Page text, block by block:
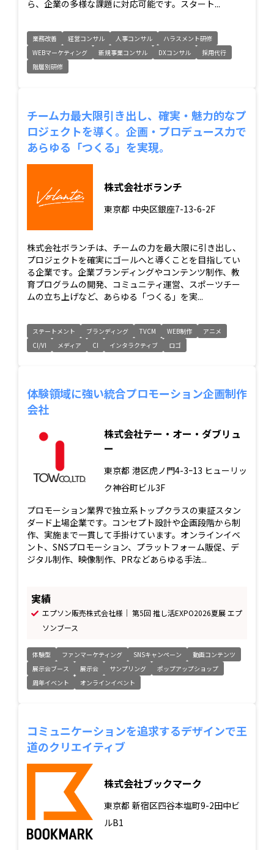
ら、企業の多様な課題に対応可能です。スタート...
業務改善 経営コンサル 人事コンサル
ハラスメント研修
WEBマーケティング
新規事業コンサル DXコンサル
採用代行
階層別研修
チーム力最大限引き出し、確実・魅力的なプ
ロジェクトを導く。企画・プロデュース力で
あらゆる「つくる」を実現。
株式会社ボランチ
東京都 中央区銀座7-13-6-2F
株式会社ボランチは、チームの力を最大限に引き出し、
プロジェクトを確実にゴールへと導くことを目指してい
る企業です。企業ブランディングやコンテンツ制作、教
育プログラムの開発、コミュニティ運営、スポーツチー
ムの立ち上げなど、あらゆる「つくる」を実...
ステートメント ブランディング TVCM WEB制作
アニメ
CI/VI
メディア CI インタラクティブ ロゴ
体験領域に強い統合プロモーション企画制作
会社
株式会社テー・オー・ダブリュ
ー
東京都 港区虎ノ門4-3ｰ13 ヒューリッ
ク神谷町ビル3F
プロモーション業界で独立系トップクラスの東証スタン
ダード上場企業です。コンセプト設計や企画段階から制
作、実施まで一貫して手掛けています。オンラインイベ
ント、SNSプロモーション、プラットフォーム販促、デ
ジタル制作、映像制作、PRなどあらゆる手法...
実績
エプソン販売株式会社様｜ 第5回 推し活EXPO2026夏展 エプ
ソンブース
体験型 ファンマーケティング SNSキャンペーン
動画コンテンツ
展示会ブース
展示会 サンプリング
ポップアップショップ
周年イベント
オンラインイベント
コミュニケーションを追求するデザインで王
道のクリエイティブ
株式会社ブックマーク
東京都 新宿区四谷本塩町9-2田中ビ
ルB1